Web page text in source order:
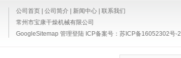
公司首页 公司简介 新闻中心
联系我们
常州市宝康干燥机械有限公司
GoogleSitemap 管理登陆 ICP备案号： 苏ICP备16052302号-2